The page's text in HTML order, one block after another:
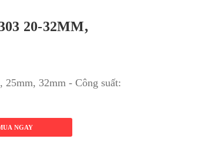
20-32MM,
25mm, 32mm - Công suất:
NGAY